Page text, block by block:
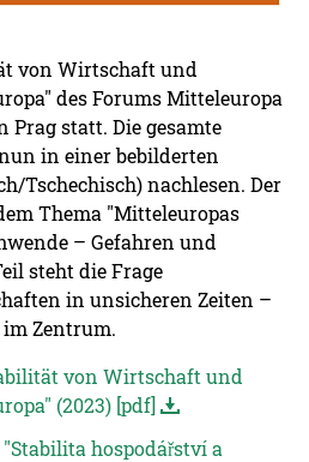
von Wirtschaft und
des Forums Mitteleuropa
Prag statt. Die gesamte
in einer bebilderten
Tschechisch) nachlesen. Der
Thema "Mitteleuropas
– Gefahren und
steht die Frage
in unsicheren Zeiten –
Zentrum.
von Wirtschaft und
(2023) [pdf]
hospodářství a